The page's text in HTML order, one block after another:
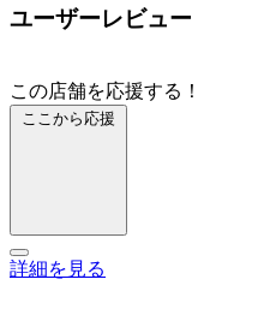
ユーザーレビュー
この店舗を応援する！
ここから応援
詳細を見る